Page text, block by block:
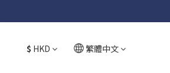
$ HKD 繁體中文